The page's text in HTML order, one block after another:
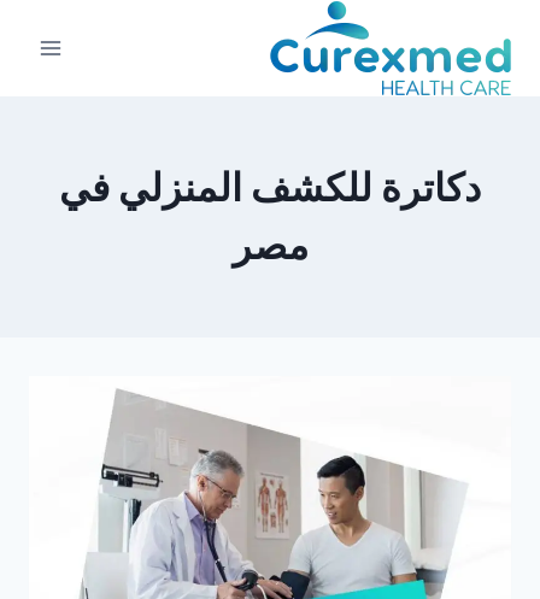
المحتوى
دكاترة للكشف المنزلي في
مصر